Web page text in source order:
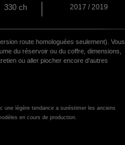
330 ch 2017 / 2019
route homologuées seulement). Vous
du réservoir ou du coffre, dimensions,
ou aller piocher encore d'autres
une légère tendance a suréstimer les anciens
en cours de production.